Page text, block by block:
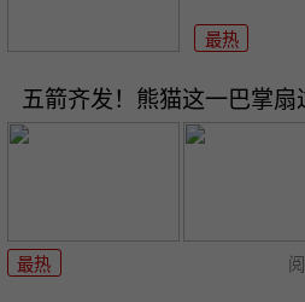
最热
五箭齐发！熊猫这一巴掌
最热